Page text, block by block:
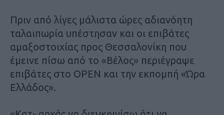
Πριν από λίγες μάλιστα ώρες αδιανόητη
ταλαιπωρία υπέστησαν και οι επιβάτες
αμαξοστοιχίας προς Θεσσαλονίκη που
έμεινε πίσω από το «Βέλος» περιέγραψε
επιβάτες στο OPEN και την εκπομπή «Ώρα
Ελλάδος».